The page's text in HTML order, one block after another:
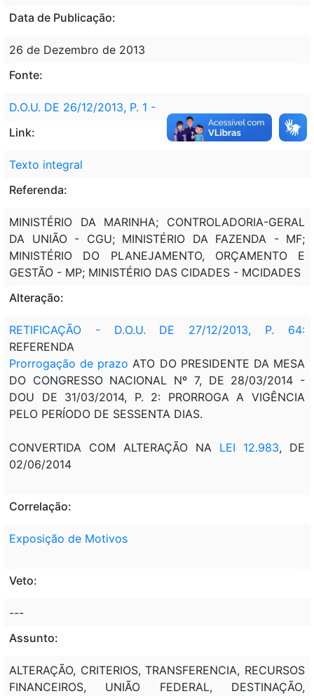
Data de Publicação:
26 de Dezembro de 2013
Fonte:
D.O.U. DE 26/12/2013, P. 1 -
Link:
Texto integral
Referenda:
MINISTÉRIO DA MARINHA; CONTROLADORIA-GERAL
DA UNIÃO - CGU; MINISTÉRIO DA FAZENDA - MF;
MINISTÉRIO DO PLANEJAMENTO, ORÇAMENTO E
GESTÃO - MP; MINISTÉRIO DAS CIDADES - MCIDADES
Alteração:
RETIFICAÇÃO - D.O.U. DE 27/12/2013, P. 64:
REFERENDA
Prorrogação de prazo ATO DO PRESIDENTE DA MESA
DO CONGRESSO NACIONAL Nº 7, DE 28/03/2014 -
DOU DE 31/03/2014, P. 2: PRORROGA A VIGÊNCIA
PELO PERÍODO DE SESSENTA DIAS.
CONVERTIDA COM ALTERAÇÃO NA LEI 12.983, DE
02/06/2014
Correlação:
Exposição de Motivos
Veto:
---
Assunto:
ALTERAÇÃO, CRITERIOS, TRANSFERENCIA, RECURSOS
FINANCEIROS, UNIÃO FEDERAL, DESTINAÇÃO,